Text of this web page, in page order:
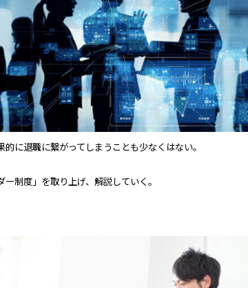
に退職に繋がってしまうことも少なくはない。
制度」を取り上げ、解説していく。